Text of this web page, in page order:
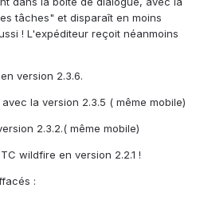
tâches" et disparaît en moins
! L'expéditeur reçoit néanmoins
version 2.3.6.
la version 2.3.5 ( même mobile)
2.3.2.( même mobile)
wildfire en version 2.2.1 !
: